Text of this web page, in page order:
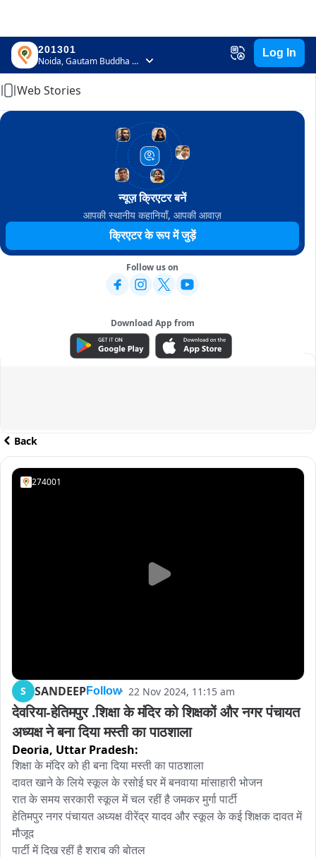
201301
Noida, Gautam Buddha Nagar, Uttar Pradesh
Log In
Home
Web Stories
न्यूज़ क्रिएटर बनें
आपकी स्थानीय कहानियाँ, आपकी आवाज़
क्रिएटर के रूप में जुड़ें
Follow us on
Download App from
ADVERTISEMENT
Back
274001
S SANDEEPFollow 22 Nov 2024, 11:15 am
देवरिया-हेतिमपुर .शिक्षा के मंदिर को शिक्षकों और नगर पंचायत
अध्यक्ष ने बना दिया मस्ती का पाठशाला
Deoria, Uttar Pradesh:
शिक्षा के मंदिर को ही बना दिया मस्ती का पाठशाला
दावत खाने के लिये स्कूल के रसोई घर में बनवाया मांसाहारी भोजन
रात के समय सरकारी स्कूल में चल रहीं है जमकर मुर्गा पार्टी
हेतिमपुर नगर पंचायत अध्यक्ष वीरेंद्र यादव और स्कूल के कई शिक्षक दावत में
मौजूद
पार्टी में दिख रहीं है शराब की बोतल